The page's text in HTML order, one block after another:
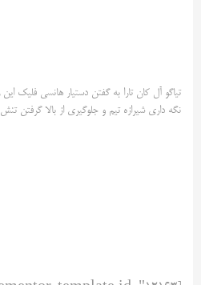
تیاگو آل کان تارا به گفتن دستیار هانسی فلیک
نگه داری شیرازه تیم و جلوگیری از بالا گرفتن تنش